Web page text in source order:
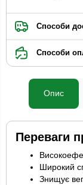
Способи
Способи
Опис
Переваги
Широкий
Знищує